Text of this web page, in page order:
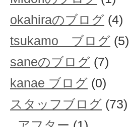
okahiraのブログ (4)
tsukamo ブログ (5)
saneのブログ (7)
kanae ブログ (0)
スタッフブログ (73)